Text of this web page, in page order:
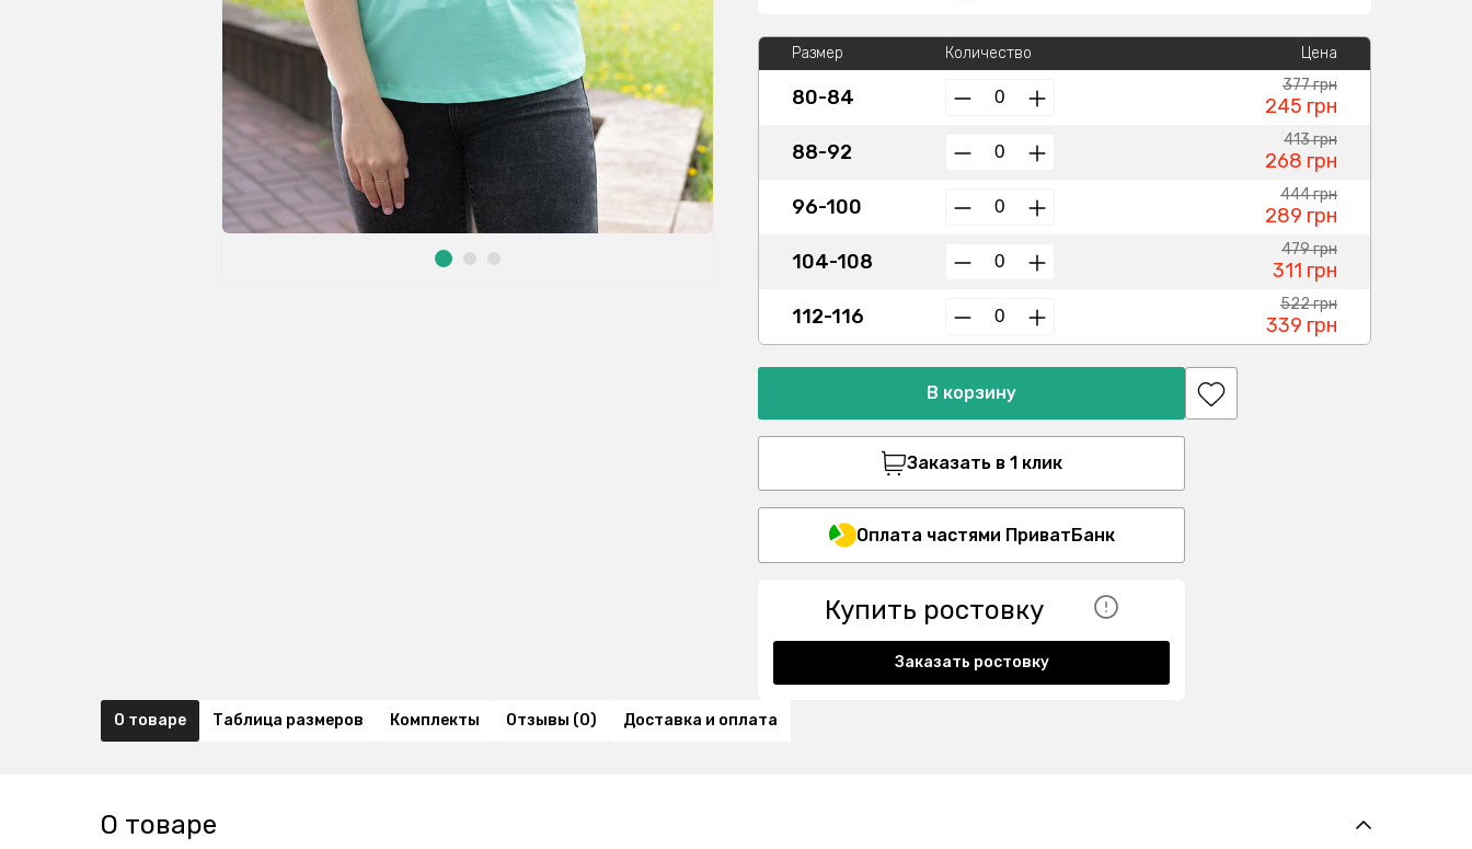
Размер
80-84
88-92
96-100
104-108
112-116
Количество
Цена
377 грн
245 грн
413 грн
268 грн
444 грн
289 грн
479 грн
311 грн
522 грн
339 грн
В корзину
Заказать в 1 клик
Оплата частями ПриватБанк
Купить ростовку
Заказать ростовку
О товаре Таблица размеров Комплекты Отзывы (0) Доставка и оплата
О товаре